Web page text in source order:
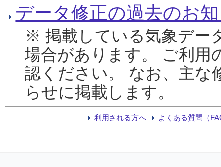
データ修正の過去のお
※ 掲載している気象デー
場合があります。 ご利用
認ください。 なお、主な
らせに掲載します。
利用される方へ よくある質問（